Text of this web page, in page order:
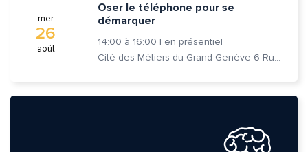
mer.
26
août
Oser le téléphone pour se
démarquer
14:00 à 16:00 | en présentiel
Cité des Métiers du Grand Genève 6 Rue Prévost-Martin 1205 Genève